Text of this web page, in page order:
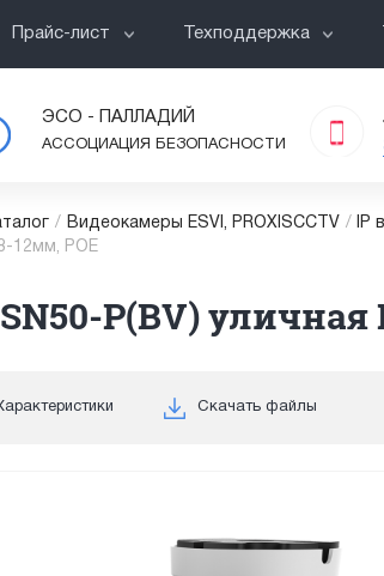
Прайс-лист Техподдержка
ЭСО - ПАЛЛАДИЙ
АССОЦИАЦИЯ БЕЗОПАСНОСТИ
/ Видеокамеры ESVI, PROXISCCTV /
IP
12мм, POE
P(BV)
Скачать файлы